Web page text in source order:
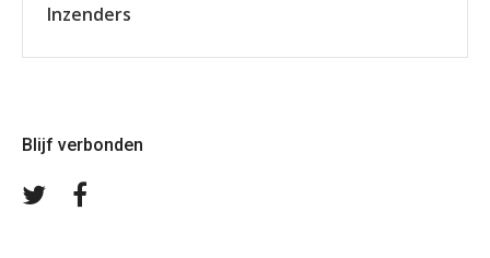
Inzenders
Blijf verbonden
Volg